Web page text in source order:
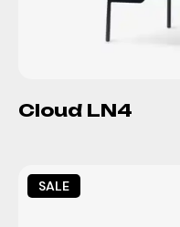
Cloud LN4
SALE